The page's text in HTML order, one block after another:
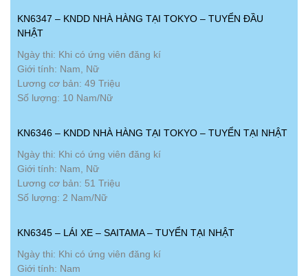
KN6347 – KNDD NHÀ HÀNG TẠI TOKYO – TUYỂN ĐẦU
NHẬT
Ngày thi: Khi có ứng viên đăng kí
Giới tính: Nam, Nữ
Lương cơ bản: 49 Triệu
Số lượng: 10 Nam/Nữ
KN6346 – KNDD NHÀ HÀNG TẠI TOKYO – TUYỂN TẠI NHẬT
Ngày thi: Khi có ứng viên đăng kí
Giới tính: Nam, Nữ
Lương cơ bản: 51 Triệu
Số lượng: 2 Nam/Nữ
KN6345 – LÁI XE – SAITAMA – TUYỂN TẠI NHẬT
Ngày thi: Khi có ứng viên đăng kí
Giới tính: Nam